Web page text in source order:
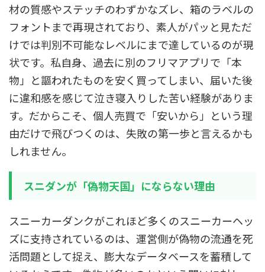
材の質感やステッチのわずかなズレ、箱のラベルの
フォントまで再現されており、素人がパッと見ただ
けでは判別不可能なレベルにまで達しているのが現
状です。私自身、過去に別のフリマアプリで「本
物」と謳われたものを安く買ってしまい、届いた後
に違和感を感じて泣き寝入りした苦い経験がありま
す。だからこそ、個人売買で「安いから」という理
由だけで飛びつくのは、失敗の第一歩と言えるかも
しれません。
スニダンが「偽物天国」にならない理由
スニーカーダンクがこれほど多くのスニーカーヘッ
ズに支持されているのは、運営側が偽物の流通を死
活問題として捉え、膨大なデータベースを蓄積して